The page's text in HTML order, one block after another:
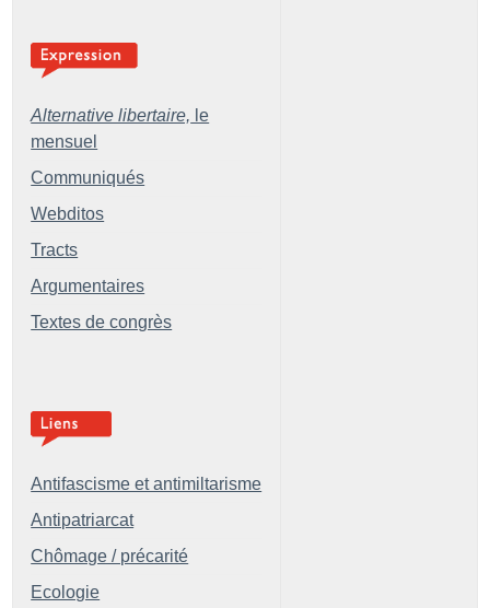
Alternative libertaire, le
mensuel
Communiqués
Webditos
Tracts
Argumentaires
Textes de congrès
Antifascisme et antimiltarisme
Antipatriarcat
Chômage / précarité
Ecologie